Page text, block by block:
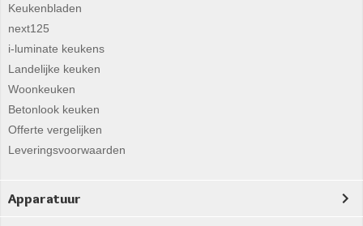
Keukenbladen
next125
i-luminate keukens
Landelijke keuken
Woonkeuken
Betonlook keuken
Offerte vergelijken
Leveringsvoorwaarden
Apparatuur